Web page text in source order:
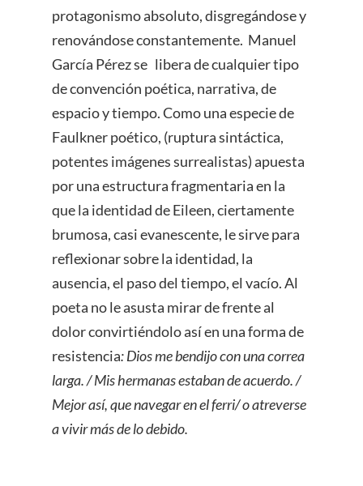
protagonismo absoluto, disgregándose y
renovándose constantemente. Manuel
García Pérez se libera de cualquier tipo
de convención poética, narrativa, de
espacio y tiempo. Como una especie de
Faulkner poético, (ruptura sintáctica,
potentes imágenes surrealistas) apuesta
por una estructura fragmentaria en la
que la identidad de Eileen, ciertamente
brumosa, casi evanescente, le sirve para
reflexionar sobre la identidad, la
ausencia, el paso del tiempo, el vacío. Al
poeta no le asusta mirar de frente al
dolor convirtiéndolo así en una forma de
resistencia: Dios me bendijo con una correa
larga. / Mis hermanas estaban de acuerdo. /
Mejor así, que navegar en el ferri/ o atreverse
a vivir más de lo debido.